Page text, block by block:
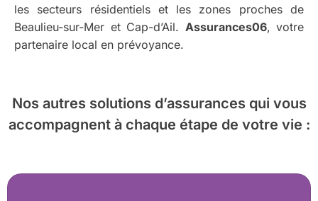
les secteurs résidentiels et les zones proches de
Beaulieu-sur-Mer et Cap-d’Ail. Assurances06, votre
partenaire local en prévoyance.
Nos autres solutions d’assurances qui vous
accompagnent à chaque étape de votre vie :